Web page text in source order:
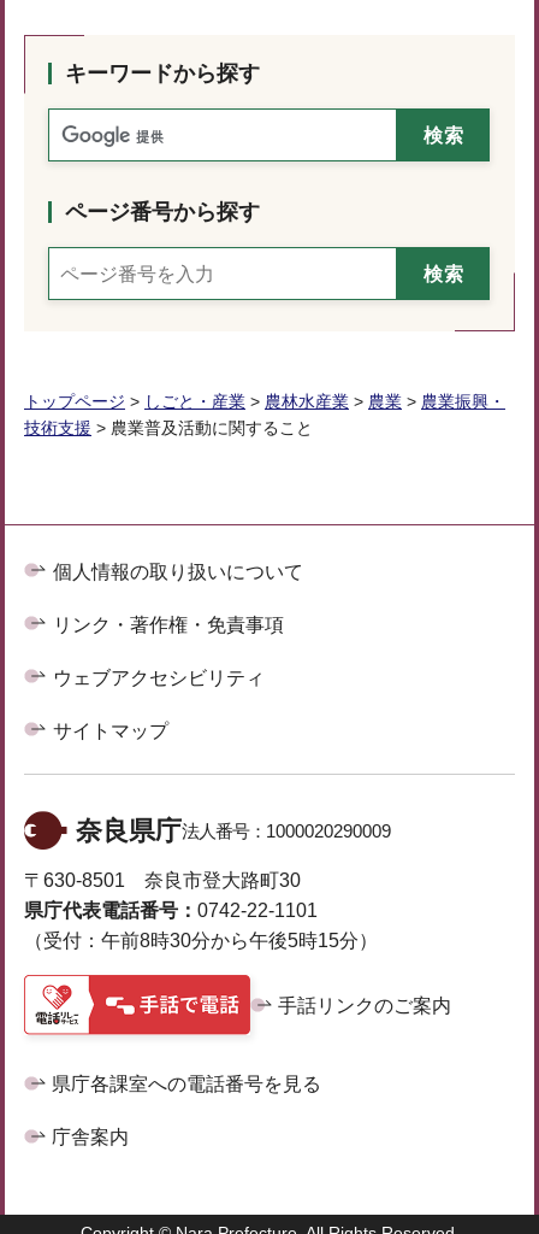
キーワードから探す
ページ番号から探す
トップページ > しごと・産業 > 農林水産業 > 農業 > 農業振興・
技術支援 > 農業普及活動に関すること
個人情報の取り扱いについて
リンク・著作権・免責事項
ウェブアクセシビリティ
サイトマップ
奈良県庁法人番号： 1000020290009
〒630-8501 奈良市登大路町30
県庁代表電話番号： 0742-22-1101
（受付：午前8時30分から午後5時15分）
手話リンクのご案内
県庁各課室への電話番号を見る
庁舎案内